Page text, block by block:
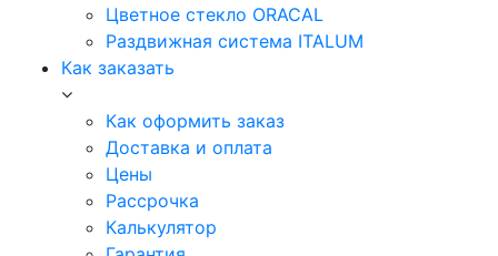
Цветное стекло ORACAL
Раздвижная система ITALUM
Как заказать
Как оформить заказ
Доставка и оплата
Цены
Рассрочка
Калькулятор